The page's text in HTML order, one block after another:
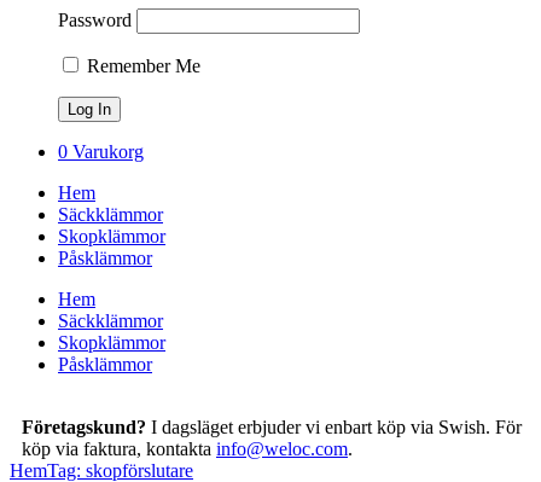
Password
Remember Me
0 Varukorg
Hem
Säckklämmor
Skopklämmor
Påsklämmor
Hem
Säckklämmor
Skopklämmor
Påsklämmor
Företagskund? I dagsläget erbjuder vi enbart köp via Swish. För
köp via faktura, kontakta info@weloc.com.
HemTag: skopförslutare